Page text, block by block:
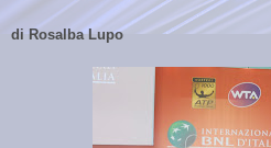
di Rosalba Lupo